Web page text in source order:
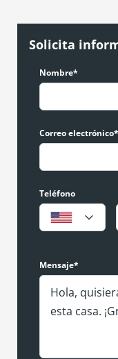
Solicita
Nombre*
Correo electrónico*
Teléfono
Mensaje*